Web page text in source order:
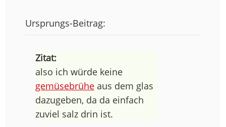
Ursprungs-Beitrag:
Zitat:
also ich würde keine
gemüsebrüheaus dem glas
dazugeben, da da einfach
zuviel salz drin ist.